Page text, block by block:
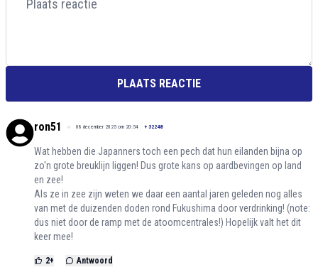
PLAATS REACTIE
ron51 08 december 2025 om 20:54 + 32248
Wat hebben die Japanners toch een pech dat hun eilanden bijna op
zo'n grote breuklijn liggen! Dus grote kans op aardbevingen op land
en zee!
Als ze in zee zijn weten we daar een aantal jaren geleden nog alles
van met de duizenden doden rond Fukushima door verdrinking! (note:
dus niet door de ramp met de atoomcentrales!) Hopelijk valt het dit
keer mee!
2+ Antwoord